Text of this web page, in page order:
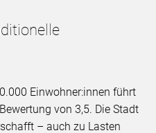
Einwohner:innen führt
von 3,5. Die Stadt
– auch zu Lasten